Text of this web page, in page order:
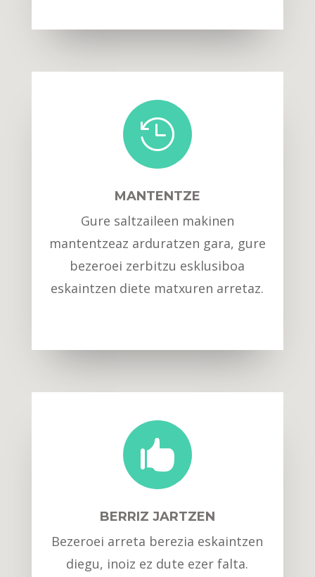

MANTENTZE
Gure saltzaileen makinen
mantentzeaz arduratzen gara, gure
bezeroei zerbitzu esklusiboa
eskaintzen diete matxuren arretaz.

BERRIZ JARTZEN
Bezeroei arreta berezia eskaintzen
diegu, inoiz ez dute ezer falta.